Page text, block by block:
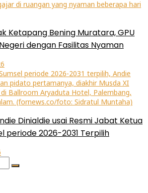
Ketapang Bening Muratara, GPU
dengan Fasilitas Nyaman
Dinialdie usai Resmi Jabat Ketua
periode 2026-2031 Terpilih